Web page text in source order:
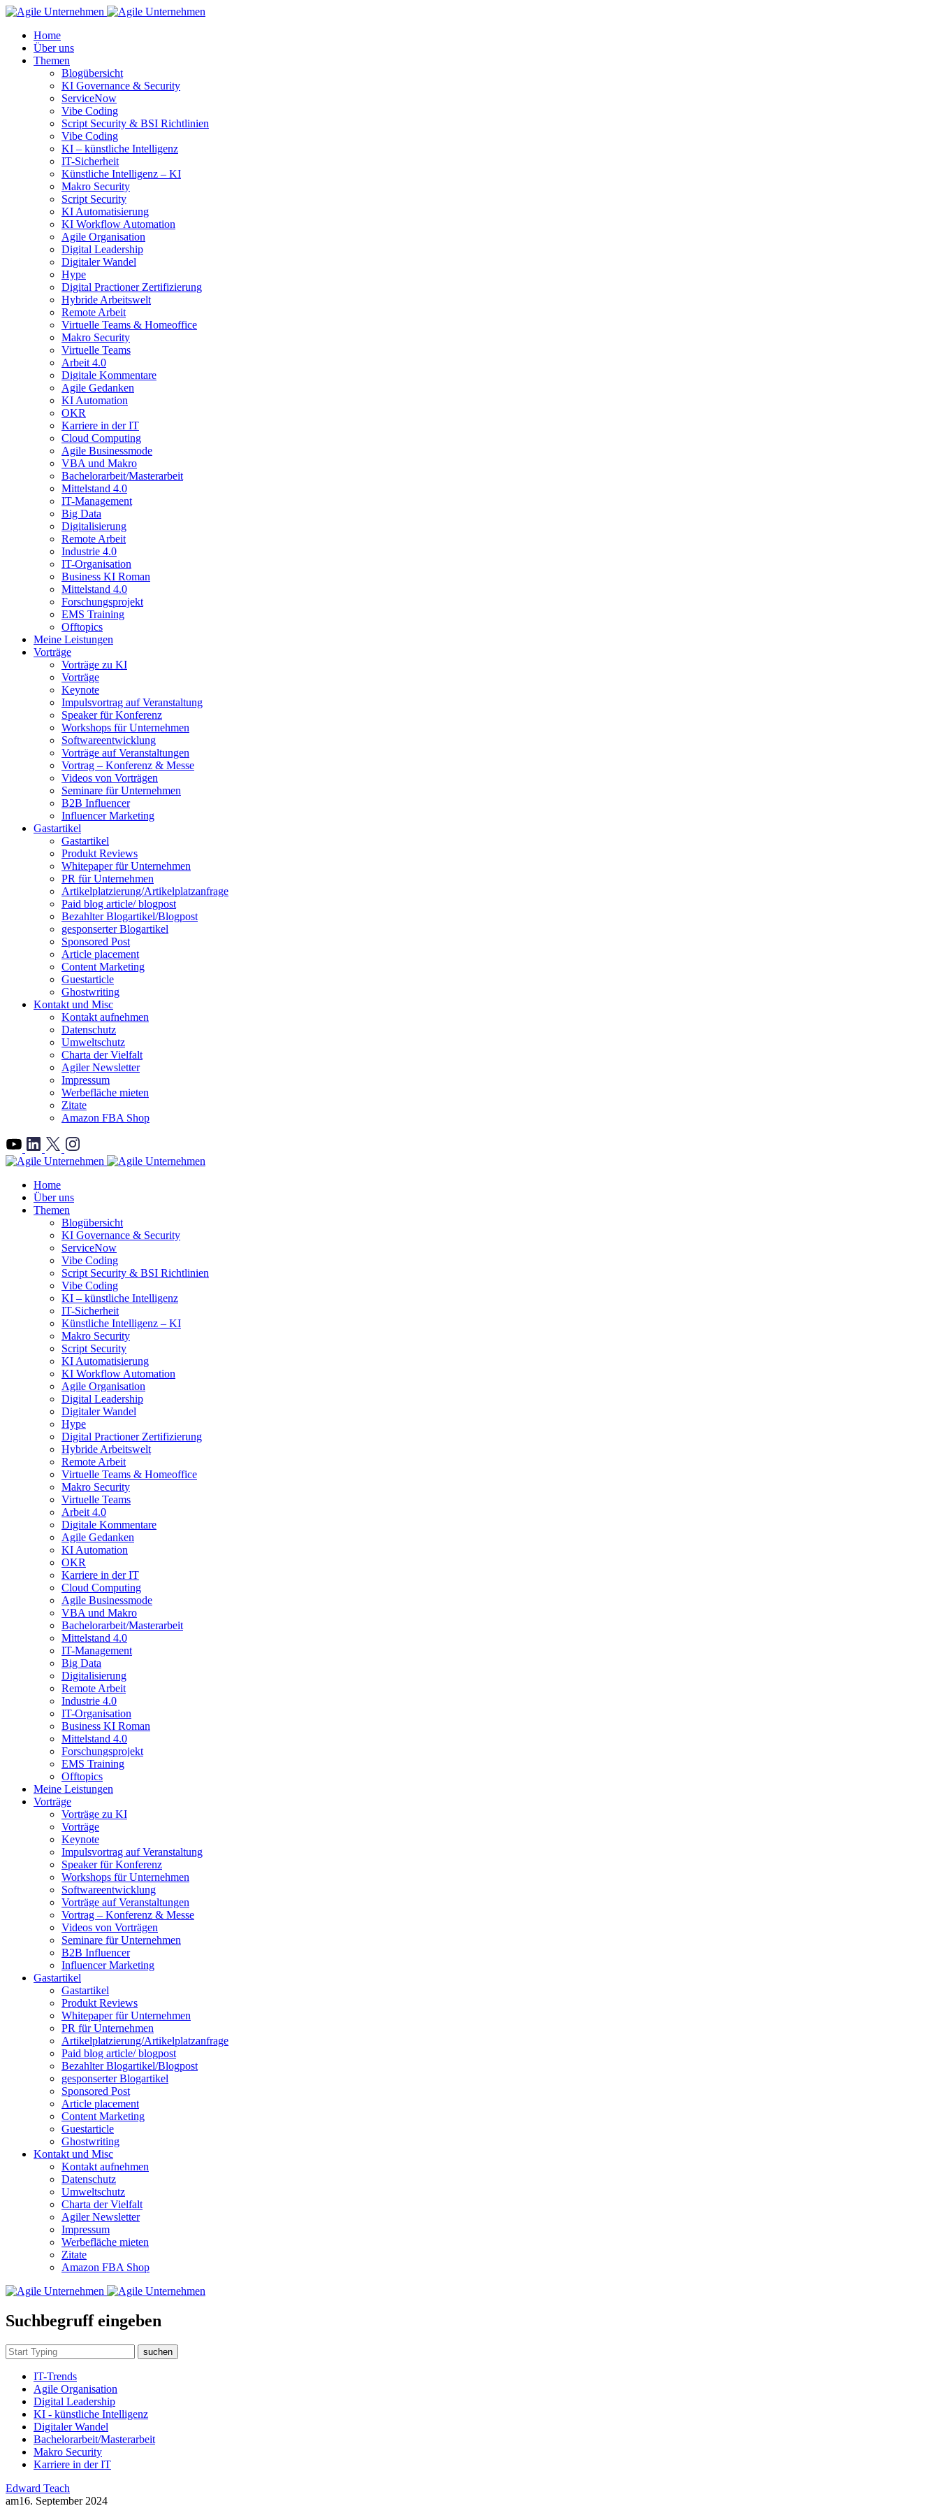
Home
Über uns
Themen
Blogübersicht
KI Governance & Security
ServiceNow
Vibe Coding
Script Security & BSI Richtlinien
Vibe Coding
KI – künstliche Intelligenz
IT-Sicherheit
Künstliche Intelligenz – KI
Makro Security
Script Security
KI Automatisierung
KI Workflow Automation
Agile Organisation
Digital Leadership
Digitaler Wandel
Hype
Digital Practioner Zertifizierung
Hybride Arbeitswelt
Remote Arbeit
Virtuelle Teams & Homeoffice
Makro Security
Virtuelle Teams
Arbeit 4.0
Digitale Kommentare
Agile Gedanken
KI Automation
OKR
Karriere in der IT
Cloud Computing
Agile Businessmode
VBA und Makro
Bachelorarbeit/Masterarbeit
Mittelstand 4.0
IT-Management
Big Data
Digitalisierung
Remote Arbeit
Industrie 4.0
IT-Organisation
Business KI Roman
Mittelstand 4.0
Forschungsprojekt
EMS Training
Offtopics
Meine Leistungen
Vorträge
Vorträge zu KI
Vorträge
Keynote
Impulsvortrag auf Veranstaltung
Speaker für Konferenz
Workshops für Unternehmen
Softwareentwicklung
Vorträge auf Veranstaltungen
Vortrag – Konferenz & Messe
Videos von Vorträgen
Seminare für Unternehmen
B2B Influencer
Influencer Marketing
Gastartikel
Gastartikel
Produkt Reviews
Whitepaper für Unternehmen
PR für Unternehmen
Artikelplatzierung/Artikelplatzanfrage
Paid blog article/ blogpost
Bezahlter Blogartikel/Blogpost
gesponserter Blogartikel
Sponsored Post
Article placement
Content Marketing
Guestarticle
Ghostwriting
Kontakt und Misc
Kontakt aufnehmen
Datenschutz
Umweltschutz
Charta der Vielfalt
Agiler Newsletter
Impressum
Werbefläche mieten
Zitate
Amazon FBA Shop
">
Home
Über uns
Themen
Blogübersicht
KI Governance & Security
ServiceNow
Vibe Coding
Script Security & BSI Richtlinien
Vibe Coding
KI – künstliche Intelligenz
IT-Sicherheit
Künstliche Intelligenz – KI
Makro Security
Script Security
KI Automatisierung
KI Workflow Automation
Agile Organisation
Digital Leadership
Digitaler Wandel
Hype
Digital Practioner Zertifizierung
Hybride Arbeitswelt
Remote Arbeit
Virtuelle Teams & Homeoffice
Makro Security
Virtuelle Teams
Arbeit 4.0
Digitale Kommentare
Agile Gedanken
KI Automation
OKR
Karriere in der IT
Cloud Computing
Agile Businessmode
VBA und Makro
Bachelorarbeit/Masterarbeit
Mittelstand 4.0
IT-Management
Big Data
Digitalisierung
Remote Arbeit
Industrie 4.0
IT-Organisation
Business KI Roman
Mittelstand 4.0
Forschungsprojekt
EMS Training
Offtopics
Meine Leistungen
Vorträge
Vorträge zu KI
Vorträge
Keynote
Impulsvortrag auf Veranstaltung
Speaker für Konferenz
Workshops für Unternehmen
Softwareentwicklung
Vorträge auf Veranstaltungen
Vortrag – Konferenz & Messe
Videos von Vorträgen
Seminare für Unternehmen
B2B Influencer
Influencer Marketing
Gastartikel
Gastartikel
Produkt Reviews
Whitepaper für Unternehmen
PR für Unternehmen
Artikelplatzierung/Artikelplatzanfrage
Paid blog article/ blogpost
Bezahlter Blogartikel/Blogpost
gesponserter Blogartikel
Sponsored Post
Article placement
Content Marketing
Guestarticle
Ghostwriting
Kontakt und Misc
Kontakt aufnehmen
Datenschutz
Umweltschutz
Charta der Vielfalt
Agiler Newsletter
Impressum
Werbefläche mieten
Zitate
Amazon FBA Shop
Suchbegruff eingeben
suchen
IT-Trends
Agile Organisation
Digital Leadership
KI - künstliche Intelligenz
Digitaler Wandel
Bachelorarbeit/Masterarbeit
Makro Security
Karriere in der IT
Edward Teach
am16. September 2024